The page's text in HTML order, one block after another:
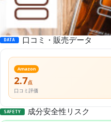
DATA 口コミ・販売データ
Amazon
2.7点
口コミ評価
SAFETY 成分安全性リスク